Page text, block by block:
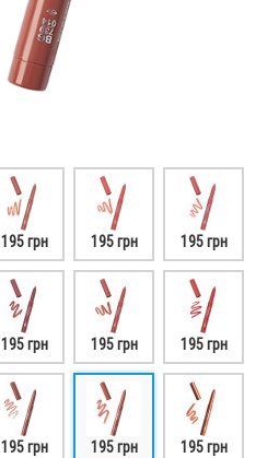
195 грн 195 грн 195 грн
195 грн 195 грн 195 грн
195 грн 195 грн 195 грн